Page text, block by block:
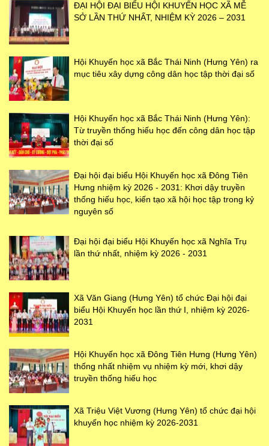
ĐẠI HỘI ĐẠI BIỂU HỘI KHUYẾN HỌC XÃ MỄ
SỞ LẦN THỨ NHẤT, NHIỆM KỲ 2026 – 2031
Hội Khuyến học xã Bắc Thái Ninh (Hưng Yên) ra
mục tiêu xây dựng công dân học tập thời đại số
Hội Khuyến học xã Bắc Thái Ninh (Hưng Yên):
Từ truyền thống hiếu học đến công dân học tập
thời đại số
Đại hội đại biểu Hội Khuyến học xã Đông Tiên
Hưng nhiệm kỳ 2026 - 2031: Khơi dậy truyền
thống hiếu học, kiến tạo xã hội học tập trong kỷ
nguyên số
Đại hội đại biểu Hội Khuyến học xã Nghĩa Trụ
lần thứ nhất, nhiệm kỳ 2026 - 2031
Xã Văn Giang (Hưng Yên) tổ chức Đại hội đại
biểu Hội Khuyến học lần thứ I, nhiệm kỳ 2026-
2031
Hội Khuyến học xã Đông Tiên Hưng (Hưng Yên)
thống nhất nhiệm vụ nhiệm kỳ mới, khơi dậy
truyền thống hiếu học
Xã Triệu Việt Vương (Hưng Yên) tổ chức đại hội
khuyến học nhiệm kỳ 2026-2031